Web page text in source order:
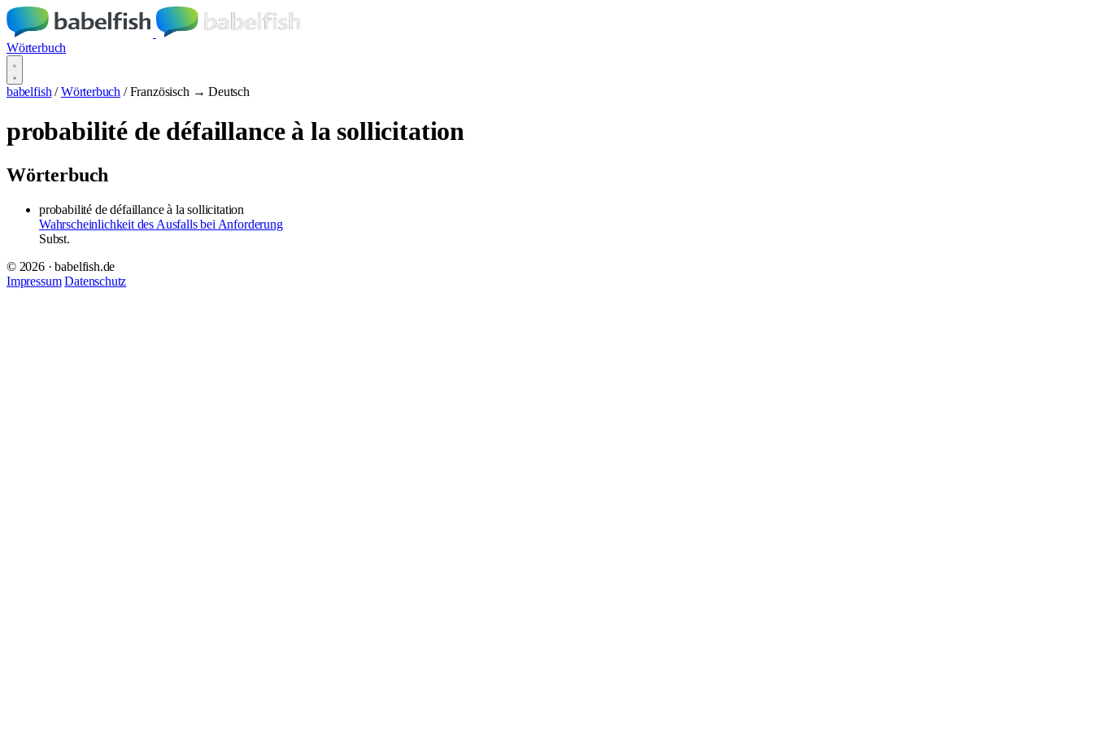
Wörterbuch
babelfish / Wörterbuch / Französisch → Deutsch
probabilité de défaillance à la sollicitation
Wörterbuch
probabilité de défaillance à la sollicitation
Wahrscheinlichkeit des Ausfalls bei Anforderung
Subst.
© 2026 · babelfish.de
Impressum Datenschutz